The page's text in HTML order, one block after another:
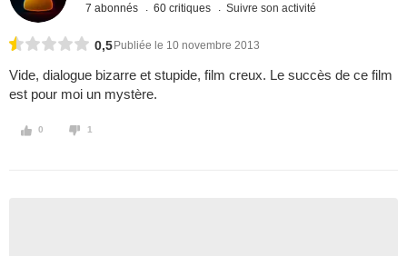
7 abonnés 60 critiques Suivre son activité
0,5 Publiée le 10 novembre 2013
Vide, dialogue bizarre et stupide, film creux. Le succès de ce film
est pour moi un mystère.
0 1